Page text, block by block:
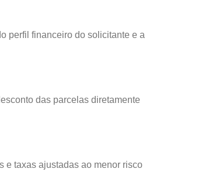
perfil financeiro do solicitante e a
das parcelas diretamente
e taxas ajustadas ao menor risco